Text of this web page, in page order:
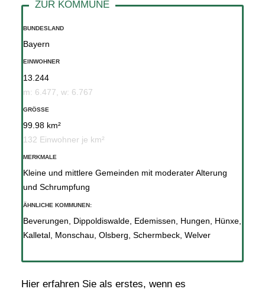
Hier erfahren Sie als erstes, wenn es
BUNDESLAND
Bayern
EINWOHNER
13.244
m: 6.477, w: 6.767
GRÖSSE
99.98 km²
132 Einwohner je km²
MERKMALE
Kleine und mittlere Gemeinden mit moderater Alterung
und Schrumpfung
ÄHNLICHE KOMMUNEN:
Beverungen Dippoldiswalde, Edemissen Hungen Hünxe,
Kalletal, Monschau Olsberg Schermbeck, Welver